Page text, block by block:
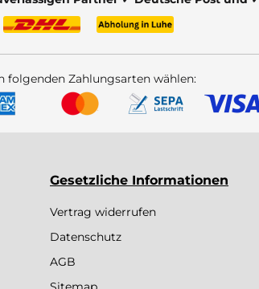
folgenden Zahlungsarten wählen:
Gesetzliche Informationen
Vertrag widerrufen
Datenschutz
AGB